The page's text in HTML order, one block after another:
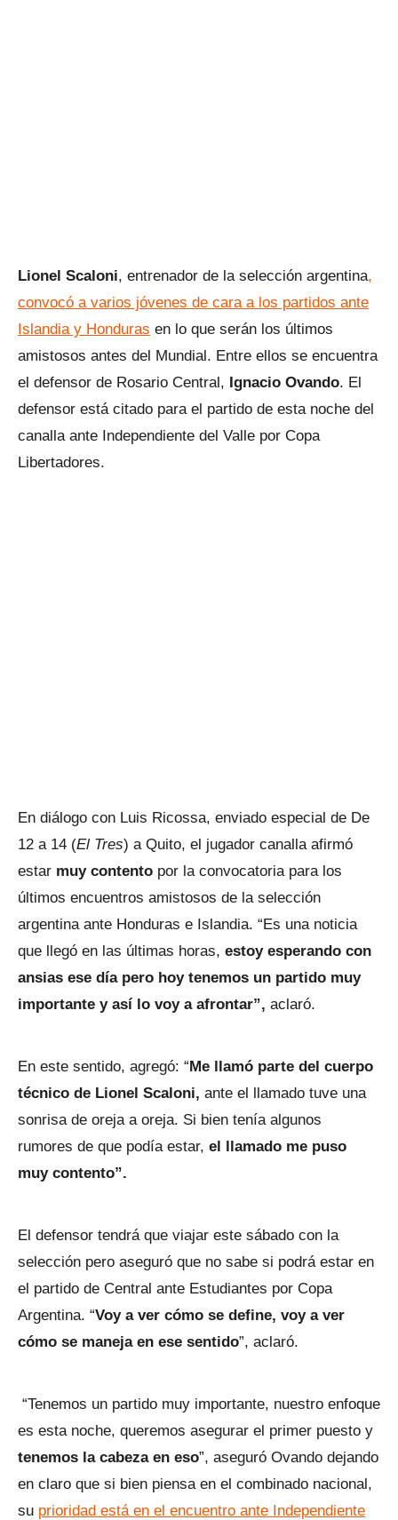
Lionel Scaloni, entrenador de la selección argentina,
convocó a varios jóvenes de cara a los partidos ante
Islandia y Honduras en lo que serán los últimos
amistosos antes del Mundial. Entre ellos se encuentra
el defensor de Rosario Central, Ignacio Ovando. El
defensor está citado para el partido de esta noche del
canalla ante Independiente del Valle por Copa
Libertadores.
En diálogo con Luis Ricossa, enviado especial de De
12 a 14 (El Tres) a Quito, el jugador canalla afirmó
estar muy contento por la convocatoria para los
últimos encuentros amistosos de la selección
argentina ante Honduras e Islandia. “Es una noticia
que llegó en las últimas horas, estoy esperando con
ansias ese día pero hoy tenemos un partido muy
importante y así lo voy a afrontar”, aclaró.
En este sentido, agregó: “Me llamó parte del cuerpo
técnico de Lionel Scaloni, ante el llamado tuve una
sonrisa de oreja a oreja. Si bien tenía algunos
rumores de que podía estar, el llamado me puso
muy contento”.
El defensor tendrá que viajar este sábado con la
selección pero aseguró que no sabe si podrá estar en
el partido de Central ante Estudiantes por Copa
Argentina. “Voy a ver cómo se define, voy a ver
cómo se maneja en ese sentido”, aclaró.
“Tenemos un partido muy importante, nuestro enfoque
es esta noche, queremos asegurar el primer puesto y
tenemos la cabeza en eso”, aseguró Ovando dejando
en claro que si bien piensa en el combinado nacional,
su prioridad está en el encuentro ante Independiente